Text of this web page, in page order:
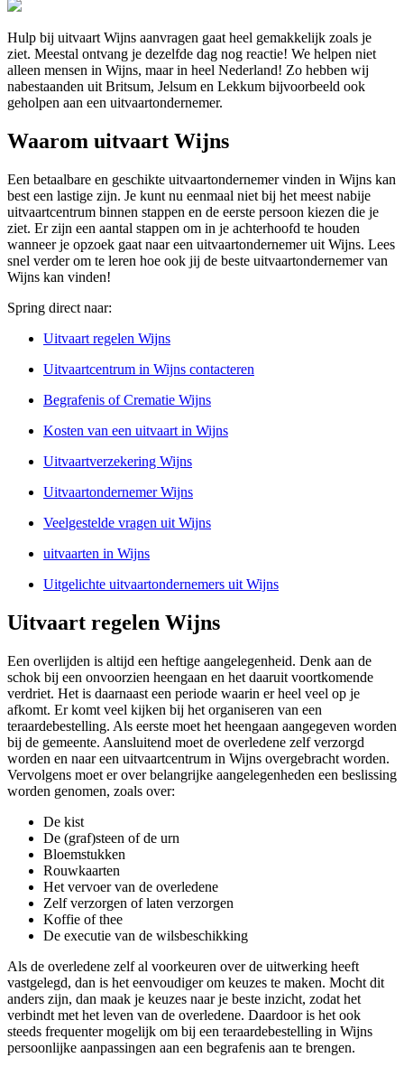
Hulp bij uitvaart Wijns aanvragen gaat heel gemakkelijk zoals je
ziet. Meestal ontvang je dezelfde dag nog reactie! We helpen niet
alleen mensen in Wijns, maar in heel Nederland! Zo hebben wij
nabestaanden uit Britsum, Jelsum en Lekkum bijvoorbeeld ook
geholpen aan een uitvaartondernemer.
Waarom uitvaart Wijns
Een betaalbare en geschikte uitvaartondernemer vinden in Wijns kan
best een lastige zijn. Je kunt nu eenmaal niet bij het meest nabije
uitvaartcentrum binnen stappen en de eerste persoon kiezen die je
ziet. Er zijn een aantal stappen om in je achterhoofd te houden
wanneer je opzoek gaat naar een uitvaartondernemer uit Wijns. Lees
snel verder om te leren hoe ook jij de beste uitvaartondernemer van
Wijns kan vinden!
Spring direct naar:
Uitvaart regelen Wijns
Uitvaartcentrum in Wijns contacteren
Begrafenis of Crematie Wijns
Kosten van een uitvaart in Wijns
Uitvaartverzekering Wijns
Uitvaartondernemer Wijns
Veelgestelde vragen uit Wijns
uitvaarten in Wijns
Uitgelichte uitvaartondernemers uit Wijns
Uitvaart regelen Wijns
Een overlijden is altijd een heftige aangelegenheid. Denk aan de
schok bij een onvoorzien heengaan en het daaruit voortkomende
verdriet. Het is daarnaast een periode waarin er heel veel op je
afkomt. Er komt veel kijken bij het organiseren van een
teraardebestelling. Als eerste moet het heengaan aangegeven worden
bij de gemeente. Aansluitend moet de overledene zelf verzorgd
worden en naar een uitvaartcentrum in Wijns overgebracht worden.
Vervolgens moet er over belangrijke aangelegenheden een beslissing
worden genomen, zoals over:
De kist
De (graf)steen of de urn
Bloemstukken
Rouwkaarten
Het vervoer van de overledene
Zelf verzorgen of laten verzorgen
Koffie of thee
De executie van de wilsbeschikking
Als de overledene zelf al voorkeuren over de uitwerking heeft
vastgelegd, dan is het eenvoudiger om keuzes te maken. Mocht dit
anders zijn, dan maak je keuzes naar je beste inzicht, zodat het
verbindt met het leven van de overledene. Daardoor is het ook
steeds frequenter mogelijk om bij een teraardebestelling in Wijns
persoonlijke aanpassingen aan een begrafenis aan te brengen.